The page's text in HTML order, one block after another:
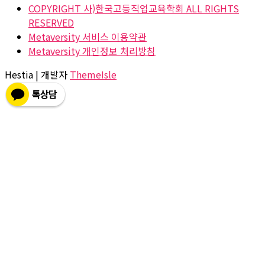
COPYRIGHT 사)한국고등직업교육학회 ALL RIGHTS
RESERVED
Metaversity 서비스 이용약관
Metaversity 개인정보 처리방침
Hestia | 개발자 ThemeIsle